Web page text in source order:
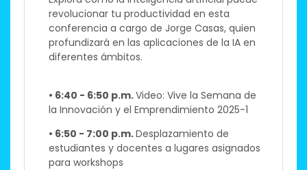
revolucionar tu productividad en esta
conferencia a cargo de Jorge Casas, quien
profundizará en las aplicaciones de la IA en
diferentes ámbitos.
• 6:40 - 6:50 p.m.Video: Vive la Semana de
la Innovación y el Emprendimiento 2025-1​
• 6:50 - 7:00 p.m.Desplazamiento de
estudiantes y docentes a lugares asignados
para workshops ​